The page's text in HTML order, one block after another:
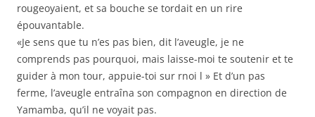
rougeoyaient, et sa bouche se tordait en un rire
épouvantable.
«Je sens que tu n’es pas bien, dit l’aveugle, je ne
comprends pas pourquoi, mais laisse-moi te soutenir et te
guider à mon tour, appuie-toi sur rnoi l » Et d’un pas
ferme, l’aveugle entraîna son compagnon en direction de
Yamamba, qu’il ne voyait pas.